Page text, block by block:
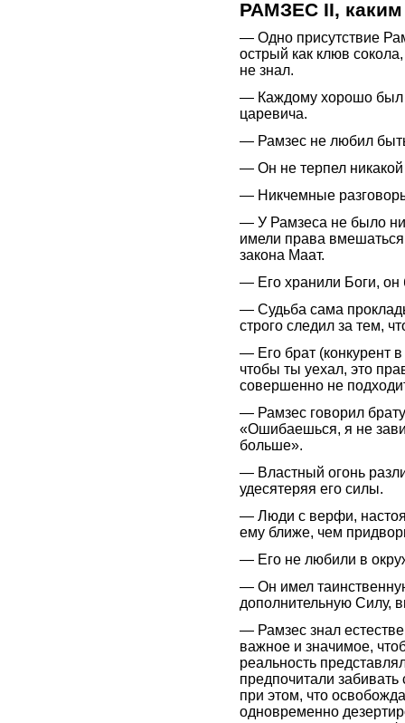
РАМЗЕС II,
— Одно присутствие
острый как клюв
не знал.
— Каждому хорошо был
царевича.
— Рамзес не любил
— Он не терпел
— Никчемные
— У Рамзеса не было
имели права
закона Маат.
— Его хранили Боги, он
— Судьба сама
строго следил за тем,
— Его брат (конкурент
чтобы ты уехал, это
совершенно не
— Рамзес говорил
«Ошибаешься, я не
больше».
— Властный огонь
удесятеряя его силы.
— Люди с верфи,
ему ближе, чем
— Его не любили в
— Он имел
дополнительную Силу,
— Рамзес знал
важное и значимое,
реальность
предпочитали
при этом, что
одновременно